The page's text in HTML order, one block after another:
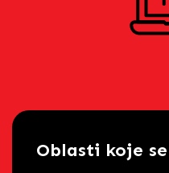
Oblasti koje